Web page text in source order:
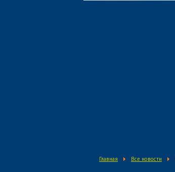
Главная Все новости